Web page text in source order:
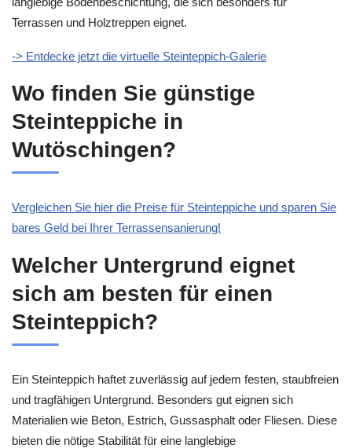
Terrassen und Holztreppen eignet.
-> Entdecke jetzt die virtuelle Steinteppich-Galerie
Wo finden Sie günstige
Steinteppiche in
Wutöschingen?
Vergleichen Sie hier die Preise für Steinteppiche und sparen Sie
bares Geld bei Ihrer Terrassensanierung!
Welcher Untergrund eignet
sich am besten für einen
Steinteppich?
Ein Steinteppich haftet zuverlässig auf jedem festen, staubfreien
und tragfähigen Untergrund. Besonders gut eignen sich
Materialien wie Beton, Estrich, Gussasphalt oder Fliesen. Diese
bieten die nötige Stabilität für eine langlebige